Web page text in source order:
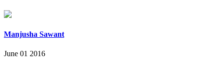
Manjusha Sawant
June 01 2016